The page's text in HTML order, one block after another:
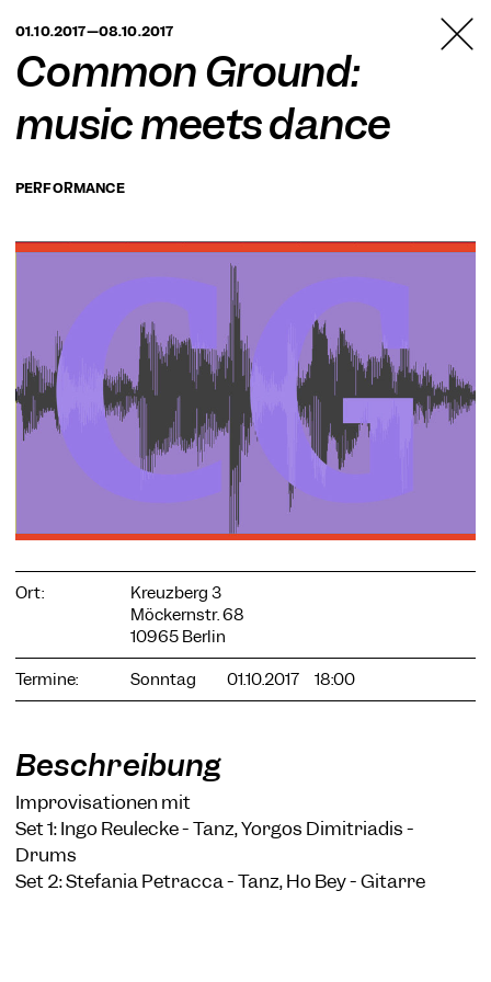
BERLIN
01.10.2017—08.10.2017
Common Ground:
music meets dance
PERFORMANCE
Ort:
Kreuzberg 3
Möckernstr. 68
10965 Berlin
Termine:
Sonntag 01.10.2017 18:00
Beschreibung
Improvisationen mit
Set 1: Ingo Reulecke - Tanz, Yorgos Dimitriadis -
Drums
Set 2: Stefania Petracca - Tanz, Ho Bey - Gitarre
COOKIE-EINSTELLUNGEN
Wir verwenden Cookies und Inhalte externer Anbieter auf
Sie die Website nutzen können. Andere Cookies helfen uns,
die Website weiterzuentwickeln. Sie können Ihre Einwilligung
können Sie auswählen, welche Technologien Sie zulassen
Notwendige Cookies
Externe Medien
Statistiken